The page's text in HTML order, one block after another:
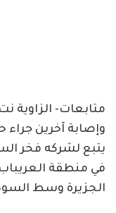
متابعات-
وإصابة آخرين
يتبع لشركه فخر
في منطقة
الجزيرة وسط